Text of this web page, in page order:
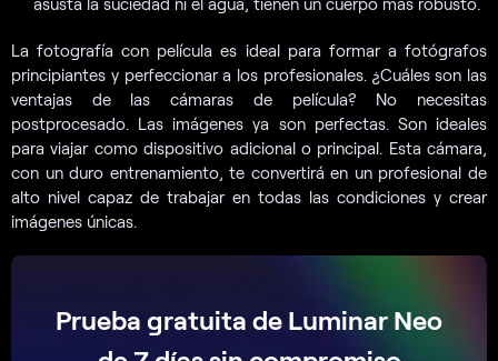
La fotografía con película es ideal para formar a fotógrafos
principiantes y perfeccionar a los profesionales. ¿Cuáles son las
ventajas de las cámaras de película? No necesitas
postprocesado. Las imágenes ya son perfectas. Son ideales
para viajar como dispositivo adicional o principal. Esta cámara,
con un duro entrenamiento, te convertirá en un profesional de
alto nivel capaz de trabajar en todas las condiciones y crear
imágenes únicas.
Prueba gratuita de Luminar Neo